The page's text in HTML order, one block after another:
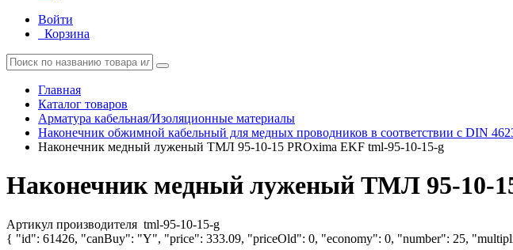
Войти
Корзина
Главная
Каталог товаров
Арматура кабельная/Изоляционные материалы
Наконечник обжимной кабельный для медных проводников в соответствии с DIN
Наконечник медный луженый ТМЛ 95-10-15 PROxima EKF tml-95-10-15-g
Наконечник медный луженый ТМЛ 95-10-
Артикул производителя tml-95-10-15-g
{ "id": 61426, "canBuy": "Y", "price": 333.09, "priceOld": 0, "economy": 0, "number": 25,